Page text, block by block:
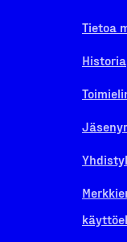
Tietoa
Historia